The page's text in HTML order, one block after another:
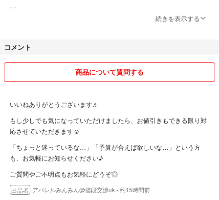
ト 日本製 ユニセックス メンズ レディース Sサイズ Mサイズ 紺ブレ 紺ジ
サイズ...S
あくまで中古品ということをご理解いただいた上でご検討ください。
完璧な品質を求める方は購入をご遠慮ください。
◆サイズ表記に関して
素人採寸の為、多少誤差がある場合があります。
◆色見について
実物の色味に近い写真撮影を心がけておりますが、光の当たり具合など
◆梱包について
続きを表示する
コメント
商品について質問する
いいねありがとうございます♬
もし少しでも気になっていただけましたら、お値引きもできる限り対
応させていただきます☺️
「ちょっと迷っているな…」「予算が合えば欲しいな…」という方
も、お気軽にお知らせください♪
ご質問やご不明点もお気軽にどうぞ◎
出品者 アパレルみんみん@値段交渉ok- 約15時間前